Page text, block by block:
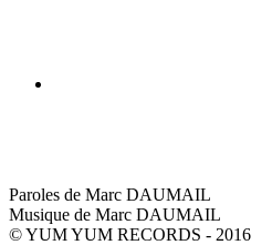
Paroles de Marc DAUMAIL
Musique de Marc DAUMAIL
© YUM YUM RECORDS - 2016